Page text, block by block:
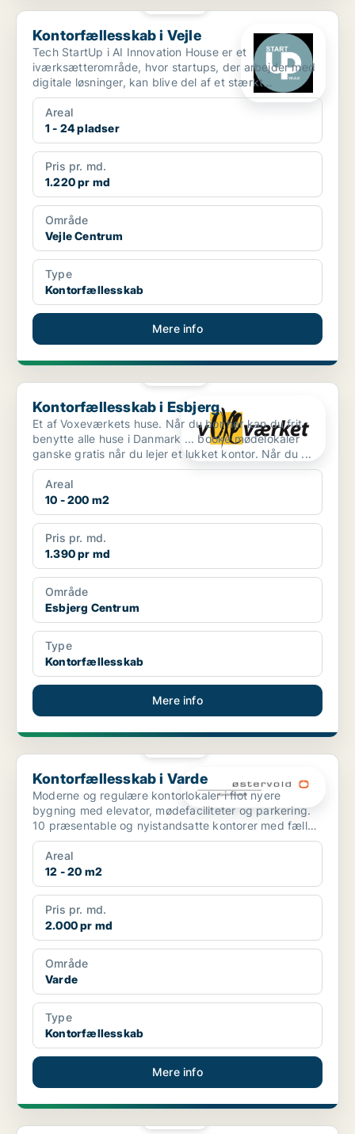
Kontorfællesskab i Vejle
Kontorfællesskab i Vejle
Tech StartUp i AI Innovation House er et
iværksætterområde, hvor startups, der arbejder med
digitale løsninger, kan blive del af et stærkt
økosystem. I Te...
Areal
1 - 24 pladser
Pris pr. md.
1.220 pr md
Område
Vejle Centrum
Type
Kontorfællesskab
Mere info
Kontorfællesskab i Esbjerg
Kontorfællesskab i Esbjerg
Et af Voxeværkets huse. Når du bor her kan du frit
benytte alle huse i Danmark ... booke mødelokaler
ganske gratis når du lejer et lukket kontor. Når du ...
Areal
10 - 200 m2
Pris pr. md.
1.390 pr md
Område
Esbjerg Centrum
Type
Kontorfællesskab
Mere info
Kontorfællesskab i Varde
Kontorfællesskab i Varde
Moderne og regulære kontorlokaler i flot nyere
bygning med elevator, mødefaciliteter og parkering.
10 præsentable og nyistandsatte kontorer med fælles
indgan...
Areal
12 - 20 m2
Pris pr. md.
2.000 pr md
Område
Varde
Type
Kontorfællesskab
Mere info